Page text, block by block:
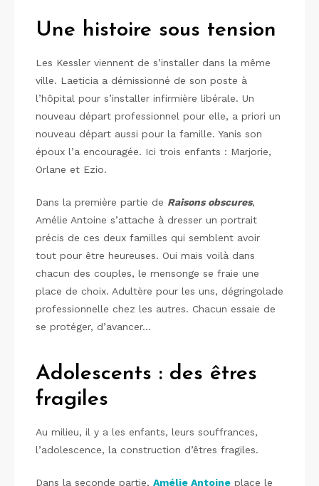
Une histoire sous tension
Les Kessler viennent de s’installer dans la même
ville. Laeticia a démissionné de son poste à
l’hôpital pour s’installer infirmière libérale. Un
nouveau départ professionnel pour elle, a priori un
nouveau départ aussi pour la famille. Yanis son
époux l’a encouragée. Ici trois enfants : Marjorie,
Orlane et Ezio.
Dans la première partie de Raisons obscures,
Amélie Antoine s’attache à dresser un portrait
précis de ces deux familles qui semblent avoir
tout pour être heureuses. Oui mais voilà dans
chacun des couples, le mensonge se fraie une
place de choix. Adultère pour les uns, dégringolade
professionnelle chez les autres. Chacun essaie de
se protéger, d’avancer…
Adolescents : des êtres
fragiles
Au milieu, il y a les enfants, leurs souffrances,
l’adolescence, la construction d’êtres fragiles.
Dans la seconde partie, Amélie Antoine place le